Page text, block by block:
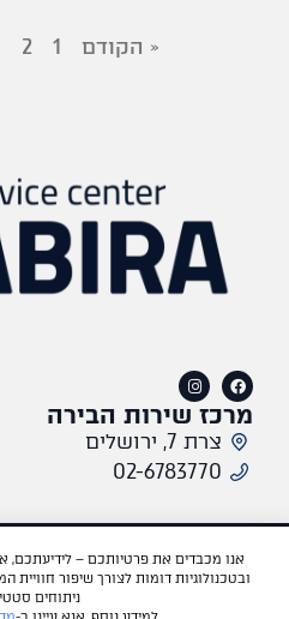
« הקודם 1
2
מרכז שירות הבירה
צרת 7, ירושלים
02-6783770​
תקנון אתרמדיניות פרטיותאתר היבואן
ובטכנולוגיות דומות לצורך שיפור
ניתוחים